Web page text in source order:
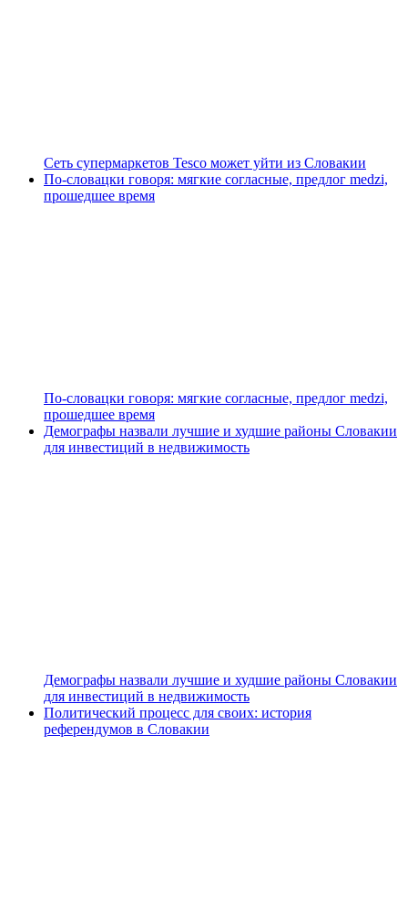
Сеть супермаркетов Tesco может уйти из Словакии
По-словацки говоря: мягкие согласные, предлог medzi,
прошедшее время
По-словацки говоря: мягкие согласные, предлог medzi,
прошедшее время
Демографы назвали лучшие и худшие районы Словакии
для инвестиций в недвижимость
Демографы назвали лучшие и худшие районы Словакии
для инвестиций в недвижимость
Политический процесс для своих: история
референдумов в Словакии